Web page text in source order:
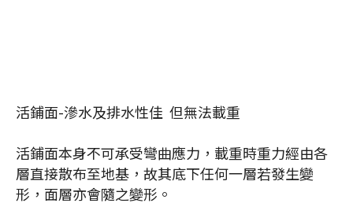
活鋪面-滲水及排水性佳 但無法載重
活鋪面本身不可承受彎曲應力，載重時重力經由各
層直接散布至地基，故其底下任何一層若發生變
形，面層亦會隨之變形。